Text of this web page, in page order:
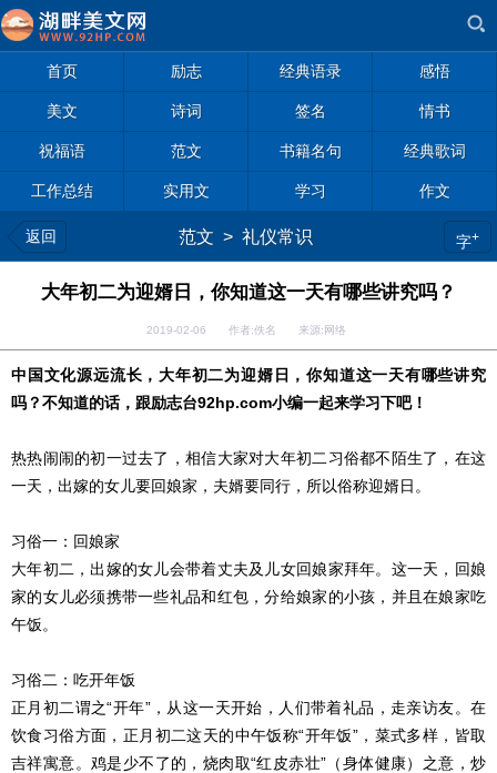
首页 励志 经典语录 感悟
美文 诗词 签名 情书
祝福语 范文 书籍名句 经典歌词
工作总结 实用文 学习 作文
返回 范文 > 礼仪常识 字+
大年初二为迎婿日，你知道这一天有哪些讲究吗？
2019-02-06 作者:佚名 来源:网络
中国文化源远流长，大年初二为迎婿日，你知道这一天有哪些讲究
吗？不知道的话，跟励志台92hp.com小编一起来学习下吧！
热热闹闹的初一过去了，相信大家对大年初二习俗都不陌生了，在这
一天，出嫁的女儿要回娘家，夫婿要同行，所以俗称迎婿日。
习俗一：回娘家
大年初二，出嫁的女儿会带着丈夫及儿女回娘家拜年。这一天，回娘
家的女儿必须携带一些礼品和红包，分给娘家的小孩，并且在娘家吃
午饭。
习俗二：吃开年饭
正月初二谓之“开年”，从这一天开始，人们带着礼品，走亲访友。在
饮食习俗方面，正月初二这天的中午饭称“开年饭”，菜式多样，皆取
吉祥寓意。鸡是少不了的，烧肉取“红皮赤壮”（身体健康）之意，炒